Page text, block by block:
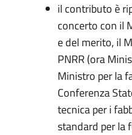
il contributo è
concerto con il
e del merito, il
PNRR (ora
Ministro per la
Conferenza
tecnica per i
standard per la